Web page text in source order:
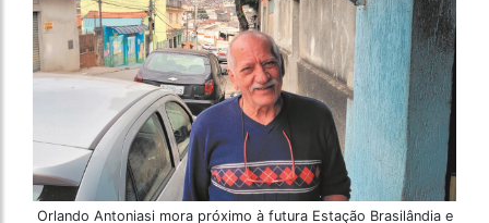
Orlando Antoniasi mora próximo à futura Estação Brasilândia e